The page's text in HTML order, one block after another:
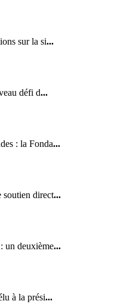
sur la si...
défi d...
: la Fonda...
soutien direct...
un deuxième...
à la prési...